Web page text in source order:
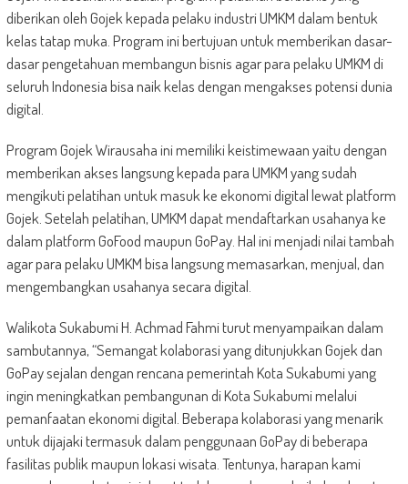
diberikan oleh Gojek kepada pelaku industri UMKM dalam bentuk
kelas tatap muka. Program ini bertujuan untuk memberikan dasar-
dasar pengetahuan membangun bisnis agar para pelaku UMKM di
seluruh Indonesia bisa naik kelas dengan mengakses potensi dunia
digital.
Program Gojek Wirausaha ini memiliki keistimewaan yaitu dengan
memberikan akses langsung kepada para UMKM yang sudah
mengikuti pelatihan untuk masuk ke ekonomi digital lewat platform
Gojek. Setelah pelatihan, UMKM dapat mendaftarkan usahanya ke
dalam platform GoFood maupun GoPay. Hal ini menjadi nilai tambah
agar para pelaku UMKM bisa langsung memasarkan, menjual, dan
mengembangkan usahanya secara digital.
Walikota Sukabumi H. Achmad Fahmi ​turut menyampaikan dalam
sambutannya, “Semangat kolaborasi yang ditunjukkan Gojek dan
GoPay sejalan dengan rencana pemerintah Kota Sukabumi yang
ingin meningkatkan pembangunan di Kota Sukabumi melalui
pemanfaatan ekonomi digital. Beberapa kolaborasi yang menarik
untuk dijajaki termasuk dalam penggunaan GoPay di beberapa
fasilitas publik maupun lokasi wisata. Tentunya, harapan kami